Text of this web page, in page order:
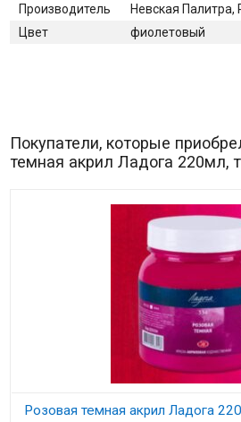
Производитель
Невская Палитра,
Цвет
фиолетовый
Покупатели, которые
темная акрил Ладога 220мл,
Розовая темная акрил Ладога